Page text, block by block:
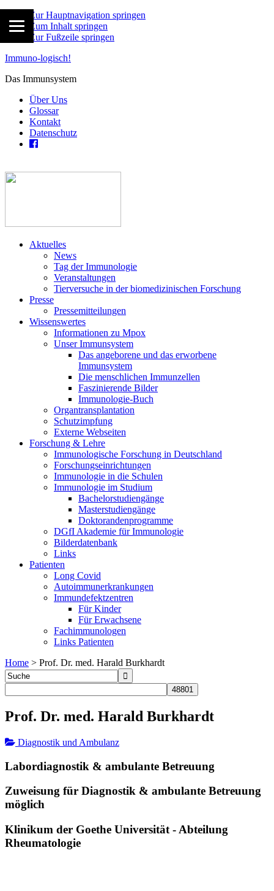
Zur Hauptnavigation springen
Zum Inhalt springen
Zur Fußzeile springen
Immuno-logisch!
Das Immunsystem
Über Uns
Glossar
Kontakt
Datenschutz
Aktuelles
News
Tag der Immunologie
Veranstaltungen
Tierversuche in der biomedizinischen Forschung
Presse
Pressemitteilungen
Wissenswertes
Informationen zu Mpox
Unser Immunsystem
Das angeborene und das erworbene
Immunsystem
Die menschlichen Immunzellen
Faszinierende Bilder
Immunologie-Buch
Organtransplantation
Schutzimpfung
Externe Webseiten
Forschung & Lehre
Immunologische Forschung in Deutschland
Forschungseinrichtungen
Immunologie in die Schulen
Immunologie im Studium
Bachelorstudiengänge
Masterstudiengänge
Doktorandenprogramme
DGfI Akademie für Immunologie
Bilderdatenbank
Links
Patienten
Long Covid
Autoimmunerkrankungen
Immundefektzentren
Für Kinder
Für Erwachsene
Fachimmunologen
Links Patienten
Home > Prof. Dr. med. Harald Burkhardt
Prof. Dr. med. Harald Burkhardt
Diagnostik und Ambulanz
Labordiagnostik & ambulante Betreuung
Zuweisung für Diagnostik & ambulante Betreuung
möglich
Klinikum der Goethe Universität - Abteilung
Rheumatologie